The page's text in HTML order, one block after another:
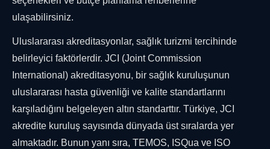
ulaşabilirsiniz.
Uluslararası akreditasyonlar, sağlık turizmi tercihinde
belirleyici faktörlerdir. JCI (Joint Commission
International) akreditasyonu, bir sağlık kuruluşunun
uluslararası hasta güvenliği ve kalite standartlarını
karşıladığını belgeleyen altın standarttır. Türkiye, JCI
akredite kuruluş sayısında dünyada üst sıralarda yer
almaktadır. Bunun yanı sıra, TEMOS, ISQua ve ISO